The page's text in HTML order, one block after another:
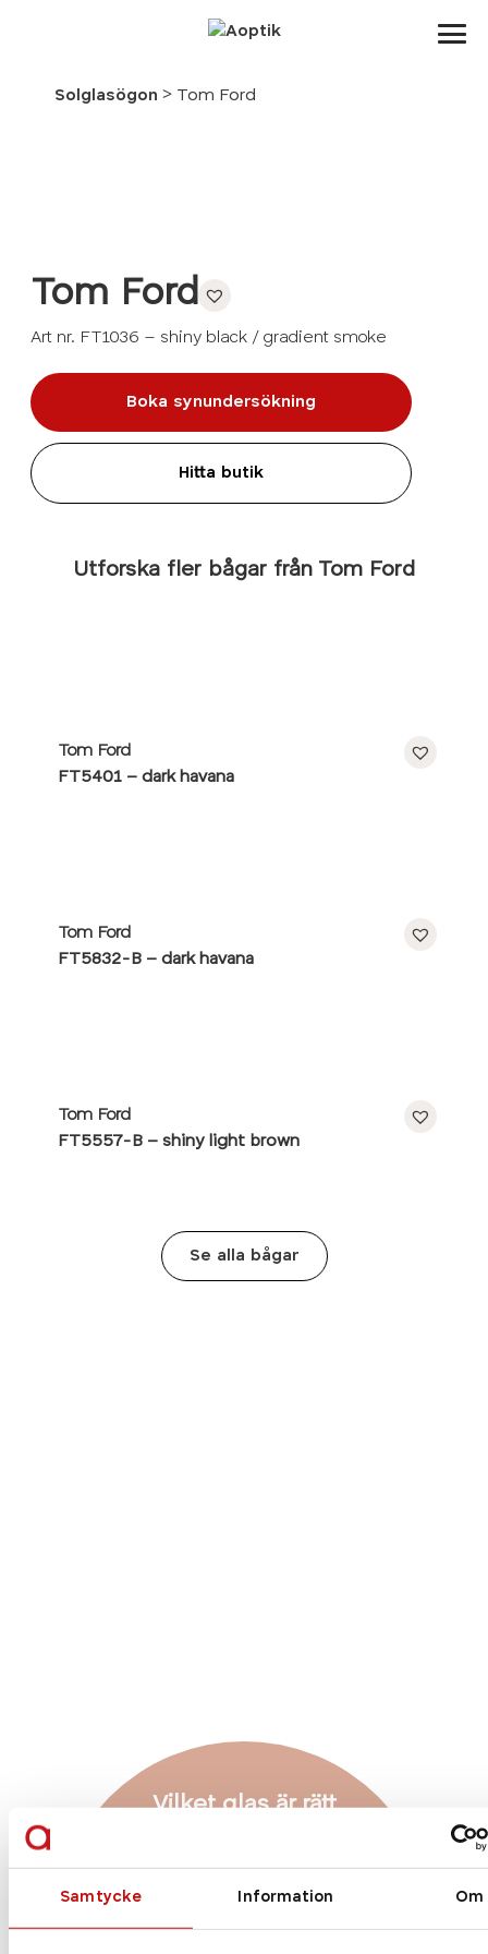
Samtycke Information Om
Aoptik
Solglasögon > Tom Ford
Tom Ford
Art nr. FT1036 – shiny black / gradient smoke
Boka synundersökning
Hitta butik
Utforska fler bågar från Tom Ford
Tom Ford
FT5401 – dark havana
Tom Ford
FT5832-B – dark havana
Tom Ford
FT5557-B – shiny light brown
Se alla bågar
Vilket glas är rätt
glas? Att ha rätt glas som är anpassade efter
dig och dina behov är helt avgörande när det